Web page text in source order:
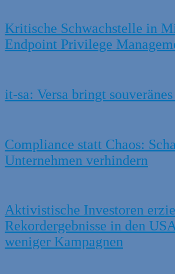
Kritische Schwachstelle in
Endpoint Privilege
it-sa: Versa bringt
Compliance statt Chaos:
Unternehmen verhindern
Aktivistische Investoren
Rekordergebnisse in den
weniger Kampagnen